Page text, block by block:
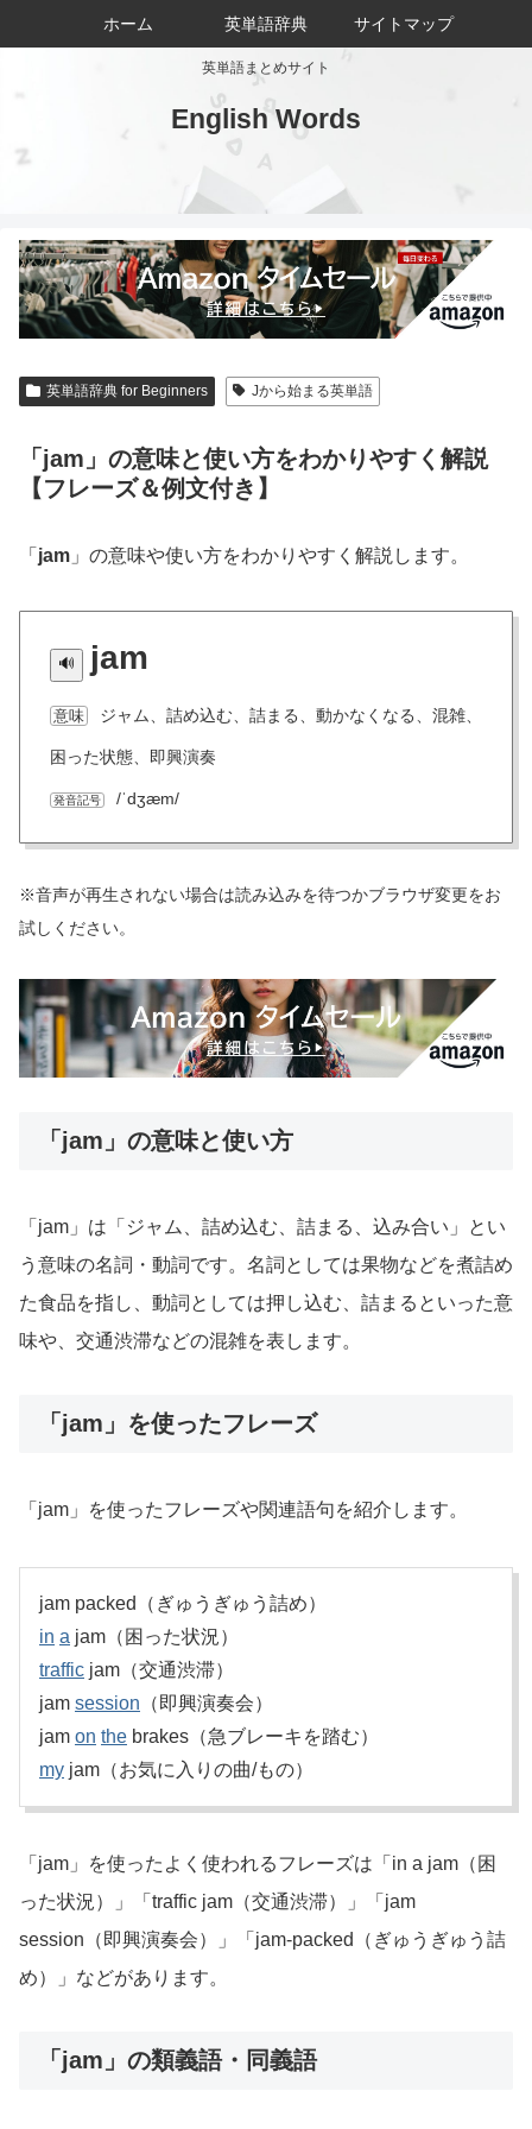
英単語まとめサイト
English Words
ホーム 英単語辞典 サイトマップ
英単語辞典 for Beginners Jから始まる英単語
「jam」の意味と使い方をわかりやすく解説
【フレーズ＆例文付き】
「 jam 」の意味や使い方をわかりやすく解説します。
jam
意味 ジャム、詰め込む、詰まる、動かなくなる、混雑、
困った状態、即興演奏
発音記号 /ˈdʒæm/
※音声が再生されない場合は読み込みを待つかブラウザ変更をお
試しください。
「jam」の意味と使い方
「jam」は「ジャム、詰め込む、詰まる、込み合い」とい
う意味の名詞・動詞です。名詞としては果物などを煮詰め
た食品を指し、動詞としては押し込む、詰まるといった意
味や、交通渋滞などの混雑を表します。
「jam」を使ったフレーズ
「jam」を使ったフレーズや関連語句を紹介します。
jam packed（ぎゅうぎゅう詰め）
in a jam（困った状況）
traffic jam（交通渋滞）
jam session （即興演奏会）
jam on the brakes（急ブレーキを踏む）
my jam（お気に入りの曲/もの）
「jam」を使ったよく使われるフレーズは「in a jam（困
った状況）」「traffic jam（交通渋滞）」「jam
session（即興演奏会）」「jam-packed（ぎゅうぎゅう詰
め）」などがあります。
「jam」の類義語・同義語